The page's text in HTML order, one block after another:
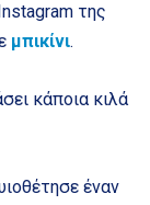
της
μπικίνι.
κάποια κιλά
έναν